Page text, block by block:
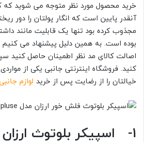
خرید محصول مورد نظر متوجه می شوید
آنقدر پایین است که انگار پولتان را دور
مجذوب کرده بود تنها یک قابلیت مانند
بوده است. به همین دلیل پیشنهاد می کنیم
اصالت کالای مد نظر اطمینان حاصل کنید
کنید. فروشگاه اینترنتی جانبی یکی از
خیالتان را از رضایت پس از خرید لوازم